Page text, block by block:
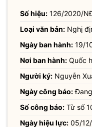
Số hiệu: 126/2020/
Loại văn bản: Nghị
Ngày ban hành: 19/
Nơi ban hành: Quốc
Người ký: Nguyễn
Ngày công báo:
Số công báo: Từ số
Ngày hiệu lực: 05/